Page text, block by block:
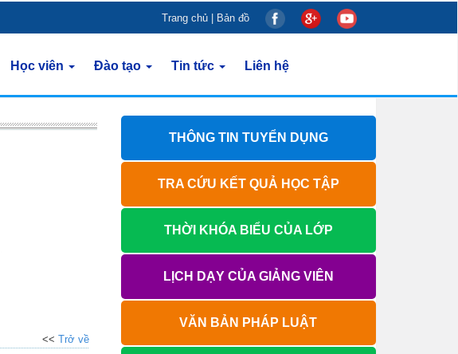
Trang chủ Bản đồ
Học viên Đào tạo Tin tức Liên hệ
<< Trở về
THÔNG TIN TUYỂN DỤNG
TRA CỨU KẾT QUẢ HỌC TẬP
THỜI KHÓA BIỂU CỦA LỚP
LỊCH DẠY CỦA GIẢNG VIÊN
VĂN BẢN PHÁP LUẬT